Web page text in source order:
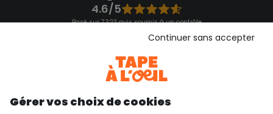
4.6/5
Basé sur 7 323 avis soumis à un contrôle
Consulter les CGU
Gérer vos choix de cookies
Continuer sans accepter